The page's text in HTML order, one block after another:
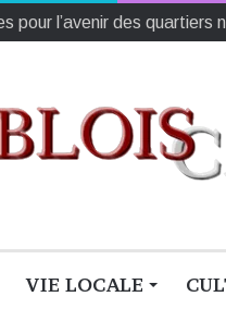
au 23 novembre)
VIE LOCALE